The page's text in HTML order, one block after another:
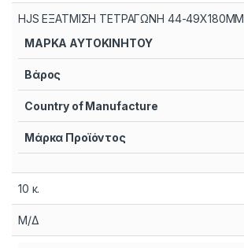
HJS ΕΞΑΤΜΙΣΗ ΤΕΤΡΑΓΩΝΗ 44-49X180MM
ΜΑΡΚΑ ΑΥΤΟΚΙΝΗΤΟΥ
Βάρος
Country of Manufacture
Μάρκα Προϊόντος
10 κ.
Μ/Δ